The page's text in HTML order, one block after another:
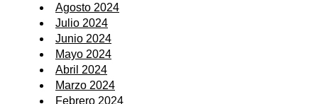
Agosto 2024
Julio 2024
Junio 2024
Mayo 2024
Abril 2024
Marzo 2024
Febrero 2024